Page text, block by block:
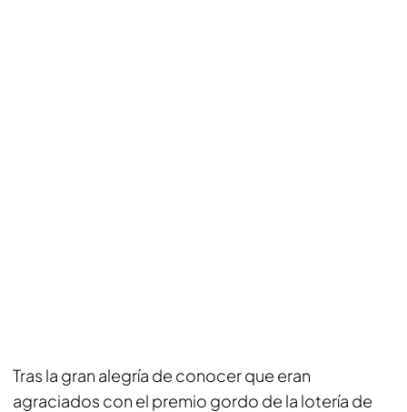
Tras la gran alegría de conocer que eran
agraciados con el premio gordo de la lotería de